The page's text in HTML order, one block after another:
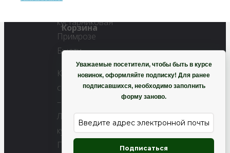
Купить
семена,растение
–
Лапчатка
кустарниковая
Примрозе
Корзина
Уважаемые посетители, чтобы быть в курсе
новинок, оформляйте подписку! Для ранее
подписавшихся, необходимо заполнить
форму заново.
Подписаться